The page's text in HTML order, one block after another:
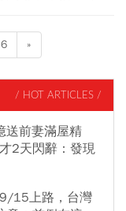
6 »
/ HOT ARTICLES /
送前妻滿屋精
2天閃辭：發現
15上路，台灣